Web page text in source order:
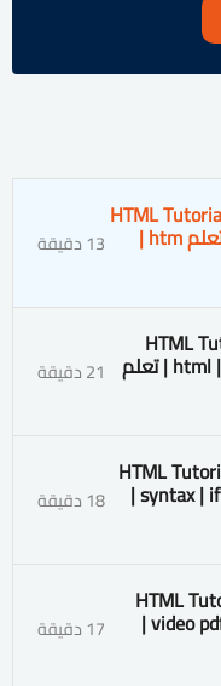
1. 1 HTML
Html Arabic | html course | تعلم htm | 13 دقيقة
2. 2
html | HTML Course | Html Arabic | تعلم 21 دقيقة
3. 3 HTML
syntax | iframe pdf html | Html Arabic | 18 دقيقة
4. 4 HTML
video pdf html | iframe | Html Arabic | 17 دقيقة